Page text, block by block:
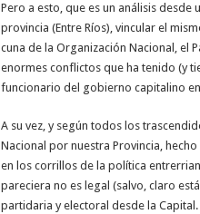
Pero a esto, que es un análisis
provincia (Entre Ríos), vincular el
cuna de la Organización Nacional, el
enormes conflictos que ha tenido (y
funcionario del gobierno capitalino
A su vez, y según todos los
Nacional por nuestra Provincia,
en los corrillos de la política
pareciera no es legal (salvo, claro
partidaria y electoral desde la Capital.